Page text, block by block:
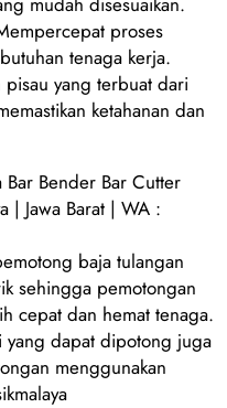
proses
tenaga kerja.
pisau yang terbuat dari
ketahanan dan
Bar Bender Bar Cutter
| Jawa Barat | WA :
baja tulangan
sehingga pemotongan
cepat dan hemat tenaga.
yang dapat dipotong juga
menggunakan